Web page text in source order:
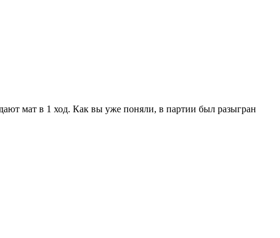
мат в 1 ход. Как вы уже поняли, в партии был разыгран